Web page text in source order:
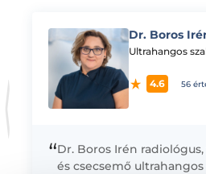
Dr. Boros
Ultrahangos
4.6 56
“Dr. Boros Irén
és csecsemő ultrahangos